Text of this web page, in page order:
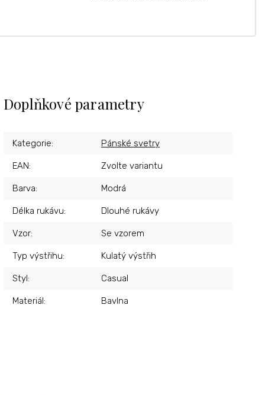
Doplňkové parametry
Kategorie: Pánské svetry
EAN: Zvolte variantu
Barva: Modrá
Délka rukávu: Dlouhé rukávy
Vzor: Se vzorem
Typ výstřihu: Kulatý výstřih
Styl: Casual
Materiál: Bavlna